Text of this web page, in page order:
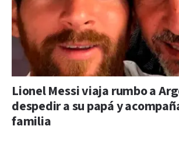
Lionel Messi viaja rumbo a
despedir a su papá y
familia